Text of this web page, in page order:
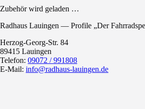
Zubehör wird geladen …
Radhaus Lauingen — Profile „Der
Herzog-Georg-Str. 84
89415 Lauingen
Telefon: 09072 / 991808
E-Mail: info@radhaus-lauingen.de